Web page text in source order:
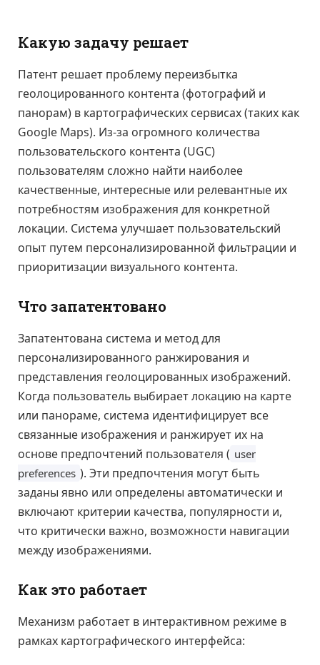
Какую задачу решает
Патент решает проблему переизбытка
геолоцированного контента (фотографий и
панорам) в картографических сервисах (таких как
Google Maps). Из-за огромного количества
пользовательского контента (UGC)
пользователям сложно найти наиболее
качественные, интересные или релевантные их
потребностям изображения для конкретной
локации. Система улучшает пользовательский
опыт путем персонализированной фильтрации и
приоритизации визуального контента.
Что запатентовано
Запатентована система и метод для
персонализированного ранжирования и
представления геолоцированных изображений.
Когда пользователь выбирает локацию на карте
или панораме, система идентифицирует все
связанные изображения и ранжирует их на
основе предпочтений пользователя ( user
preferences ). Эти предпочтения могут быть
заданы явно или определены автоматически и
включают критерии качества, популярности и,
что критически важно, возможности навигации
между изображениями.
Как это работает
Механизм работает в интерактивном режиме в
рамках картографического интерфейса: